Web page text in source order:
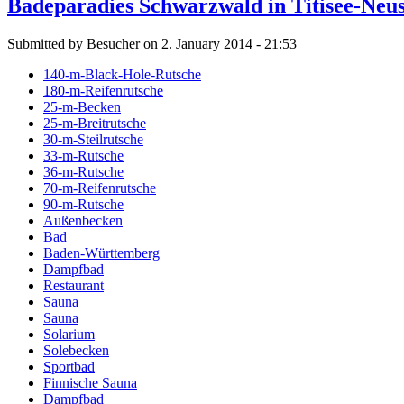
Badeparadies Schwarzwald in Titisee-
Submitted by Besucher on 2. January 2014 - 21:53
140-m-Black-Hole-Rutsche
180-m-Reifenrutsche
25-m-Becken
25-m-Breitrutsche
30-m-Steilrutsche
33-m-Rutsche
36-m-Rutsche
70-m-Reifenrutsche
90-m-Rutsche
Außenbecken
Bad
Baden-Württemberg
Dampfbad
Restaurant
Sauna
Sauna
Solarium
Solebecken
Sportbad
Finnische Sauna
Dampfbad